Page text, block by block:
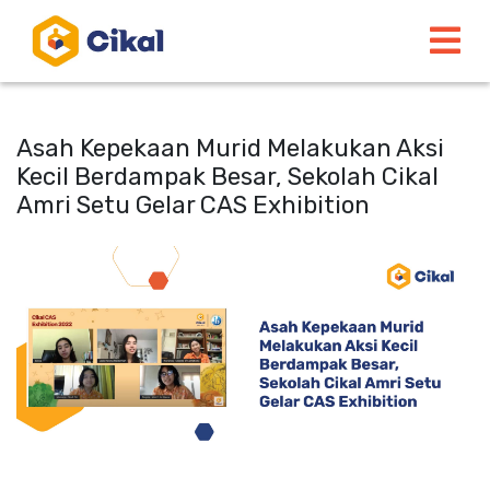
Asah Kepekaan Murid Melakukan Aksi
Kecil Berdampak Besar, Sekolah Cikal
Amri Setu Gelar CAS Exhibition